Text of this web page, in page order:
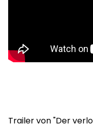
Trailer von "Der